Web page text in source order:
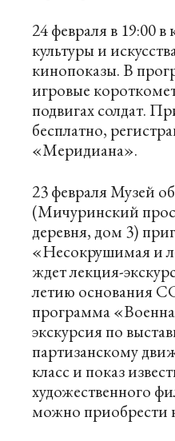
24 февраля в 19:00
культуры и
кинопоказы. В
игровые
подвигах солдат.
бесплатно,
«Меридиана».
23 февраля Музей
(Мичуринский
деревня, дом 3)
«Несокрушимая и
ждет лекция-
летию основания
программа
экскурсия по
партизанскому
класс и показ
художественного
можно приобрести